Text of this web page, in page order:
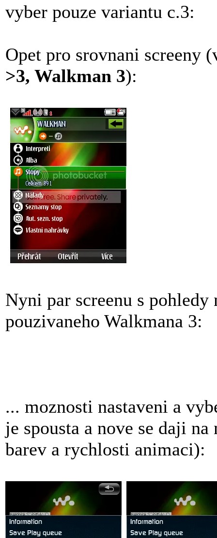
vyber pouze variantu c.3:
Opet pro srovnani screeny
>3, Walkman 3):
Nyni par screenu s
pouzivaneho Walkmana 3:
... moznosti nastaveni a
je spousta a nove se daji
barev a rychlosti animaci):